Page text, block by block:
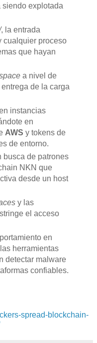
siendo explotada
, la entrada
cualquier proceso
que hayan
a nivel de
de la carga
instancias
en
AWS y tokens de
de entorno.
busca de patrones
NKN que
desde un host
y las
el acceso
en
herramientas
detectar malware
confiables.
spread-blockchain-